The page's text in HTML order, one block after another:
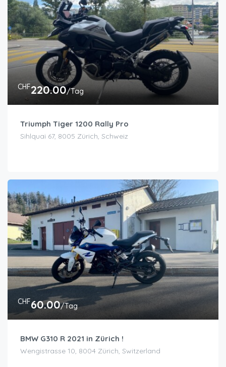
CHF220.00/Tag
Triumph Tiger 1200 Rally Pro
Sihlquai 67, 8005 Zürich, Schweiz
CHF60.00/Tag
BMW G310 R 2021 in Zürich !
Wengistrasse 10, 8004 Zürich, Switzerland